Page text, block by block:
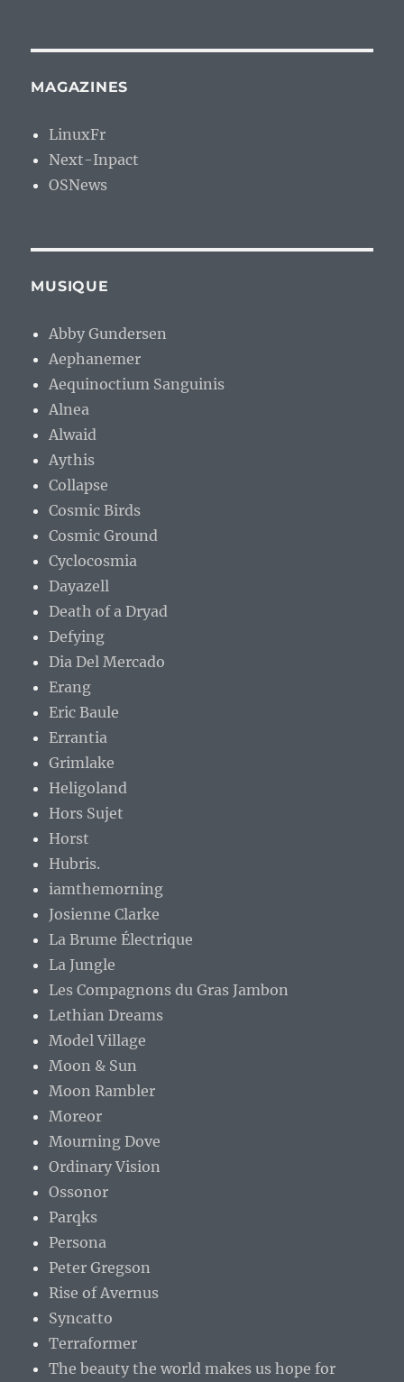
MAGAZINES
LinuxFr
Next-Inpact
OSNews
MUSIQUE
Abby Gundersen
Aephanemer
Aequinoctium Sanguinis
Alnea
Alwaid
Aythis
Collapse
Cosmic Birds
Cosmic Ground
Cyclocosmia
Dayazell
Death of a Dryad
Defying
Dia Del Mercado
Erang
Eric Baule
Errantia
Grimlake
Heligoland
Hors Sujet
Horst
Hubris.
iamthemorning
Josienne Clarke
La Brume Électrique
La Jungle
Les Compagnons du Gras Jambon
Lethian Dreams
Model Village
Moon & Sun
Moon Rambler
Moreor
Mourning Dove
Ordinary Vision
Ossonor
Parqks
Persona
Peter Gregson
Rise of Avernus
Syncatto
Terraformer
The beauty the world makes us hope for